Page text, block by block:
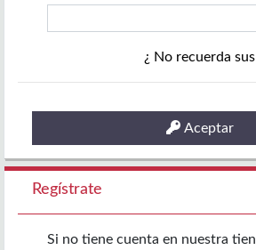
¿ No recuerda
Aceptar
Regístrate
Si no tiene cuenta en nuestra